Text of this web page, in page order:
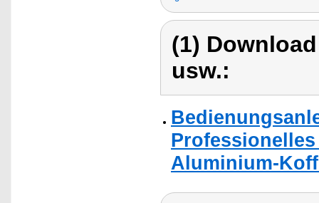
(1)
usw.:
Aluminium-